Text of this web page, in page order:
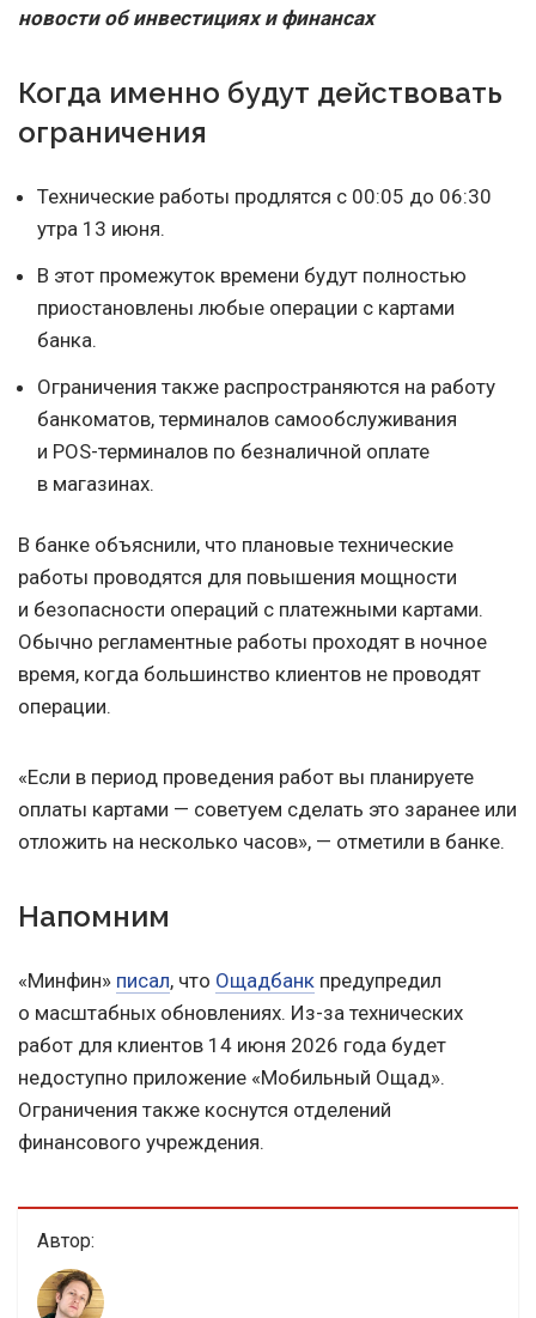
новости об инвестициях и финансах
Когда именно будут действовать
ограничения
Технические работы продлятся с 00:05 до 06:30
утра 13 июня.
В этот промежуток времени будут полностью
приостановлены любые операции с картами
банка.
Ограничения также распространяются на работу
банкоматов, терминалов самообслуживания
и POS-терминалов по безналичной оплате
в магазинах.
В банке объяснили, что плановые технические
работы проводятся для повышения мощности
и безопасности операций с платежными картами.
Обычно регламентные работы проходят в ночное
время, когда большинство клиентов не проводят
операции.
«Если в период проведения работ вы планируете
оплаты картами — советуем сделать это заранее или
отложить на несколько часов», — отметили в банке.
Напомним
«Минфин» писал, что Ощадбанк предупредил
о масштабных обновлениях. Из-за технических
работ для клиентов 14 июня 2026 года будет
недоступно приложение «Мобильный Ощад».
Ограничения также коснутся отделений
финансового учреждения.
Автор: